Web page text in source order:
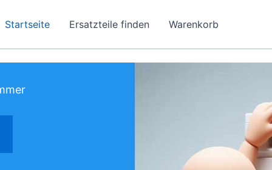
Startseite Ersatzteile finden Warenkorb